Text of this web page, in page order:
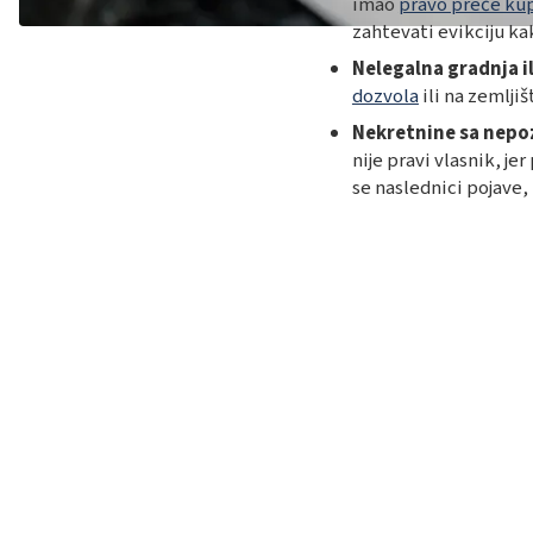
zahtevati evikciju
Nelegalna gradnja
dozvolaili na
Nekretnine sa
nije pravi vlasnik,
se naslednici